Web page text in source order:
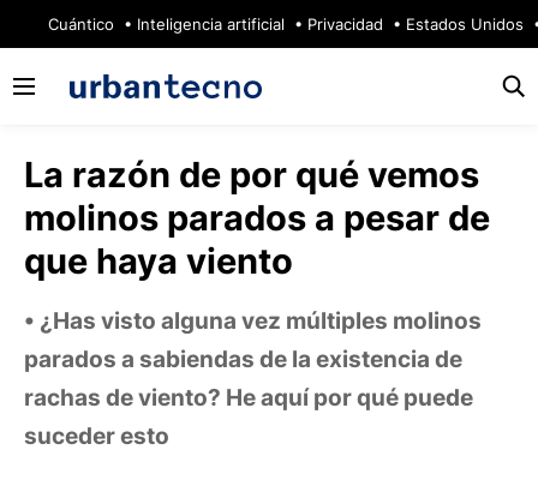
Cuántico Inteligencia artificial Privacidad Estados Unidos
La razón de por qué vemos
molinos parados a pesar de
que haya viento
¿Has visto alguna vez múltiples molinos
parados a sabiendas de la existencia de
rachas de viento? He aquí por qué puede
suceder esto